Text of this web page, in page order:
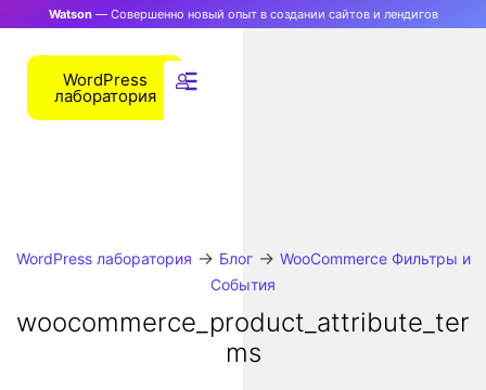
Watson— Совершенно новый опыт в создании сайтов и лендигов
WordPress
лаборатория
WordPress лаборатория → Блог→ WooCommerce Фильтры и
События
woocommerce_product_attribute_ter
ms